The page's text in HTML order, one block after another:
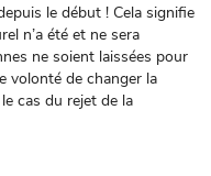
le début ! Cela signifie
n’a été et ne sera
ne soient laissées pour
volonté de changer la
cas du rejet de la